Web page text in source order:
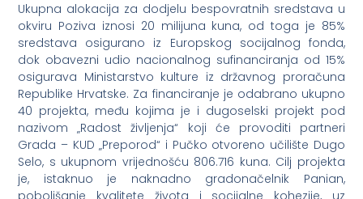
Ukupna alokacija za dodjelu bespovratnih sredstava u
okviru Poziva iznosi 20 milijuna kuna, od toga je 85%
sredstava osigurano iz Europskog socijalnog fonda,
dok obavezni udio nacionalnog sufinanciranja od 15%
osigurava Ministarstvo kulture iz državnog proračuna
Republike Hrvatske. Za financiranje je odabrano ukupno
40 projekta, među kojima je i dugoselski projekt pod
nazivom „Radost življenja“ koji će provoditi partneri
Grada – KUD „Preporod“ i Pučko otvoreno učilište Dugo
Selo, s ukupnom vrijednošću 806.716 kuna. Cilj projekta
je, istaknuo je naknadno gradonačelnik Panian,